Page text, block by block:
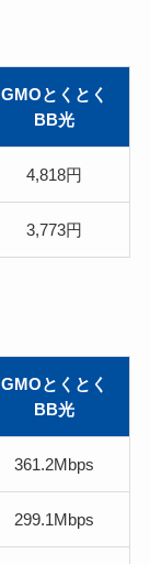
GMOとくとく
BB光
4,818円
3,773円
GMOとくとく
BB光
361.2Mbps
299.1Mbps